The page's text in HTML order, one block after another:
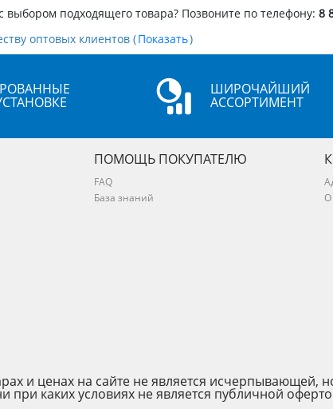
выбором подходящего товара? Позвоните по телефону: 8
оптовых клиентов (
)
ШИРОЧАЙШИЙ
АССОРТИМЕНТ
ПОМОЩЬ ПОКУПАТЕЛЮ
FAQ
База знаний
О
и ценах на сайте не является
при каких условиях не является публичной